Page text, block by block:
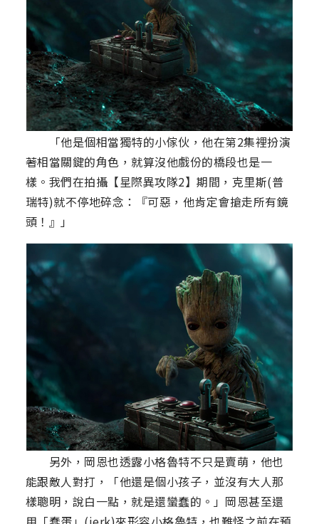
「他是個相當獨特的小傢伙，他在第2集裡扮演
著相當關鍵的角色，就算沒他戲份的橋段也是一
樣。我們在拍攝【星際異攻隊2】期間，克里斯(普
瑞特)就不停地碎念：『可惡，他肯定會搶走所有鏡
頭！』」
另外，岡恩也透露小格魯特不只是賣萌，他也
能跟敵人對打，「他還是個小孩子，並沒有大人那
樣聰明，說白一點，就是還蠻蠢的。」岡恩甚至還